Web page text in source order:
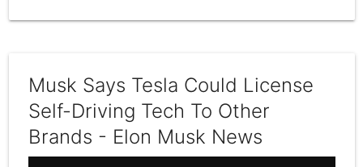
Musk Says Tesla Could License
Self-Driving Tech To Other
Brands - Elon Musk News